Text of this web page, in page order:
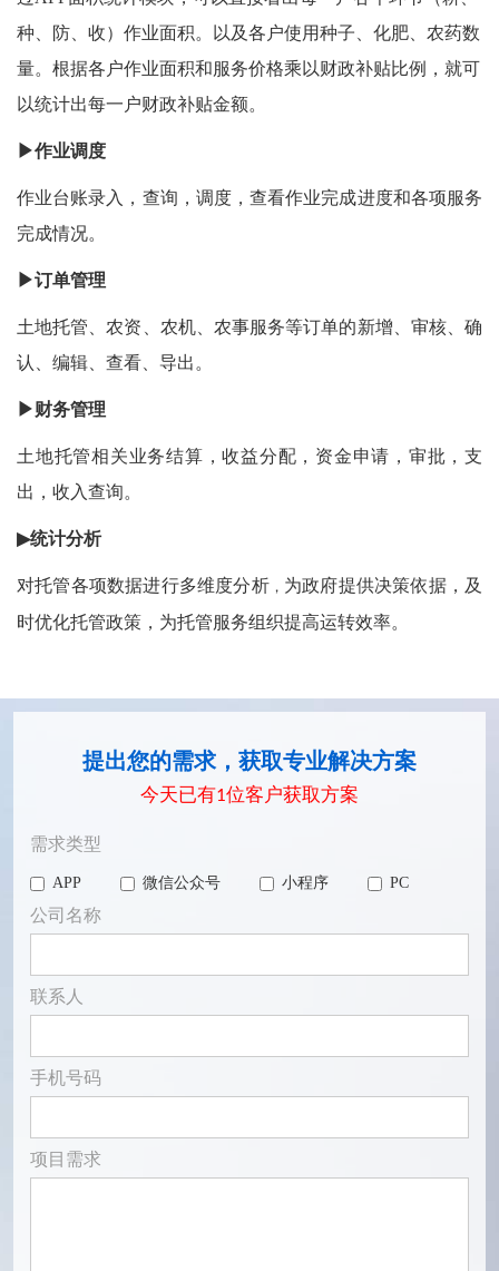
种、防、收）作业面积。以及各户使用种子、化肥、农药数
量。根据各户作业面积和服务价格乘以财政补贴比例，就可
以统计出每一户财政补贴金额。
▶作业调度
作业台账录入，查询，调度，查看作业完成进度和各项服务
完成情况。
▶订单管理
土地托管、农资、农机、农事服务等订单的新增、审核、确
认、编辑、查看、导出。
▶财务管理
土地托管相关业务结算，收益分配，资金申请，审批，支
出，收入查询。
▶统计分析
对托管各项数据进行多维度分析， 为政府提供决策依据，及
时优化托管政策，为托管服务组织提高运转效率。
提出您的需求，获取专业解决方案
今天已有1位客户获取方案
需求类型
APP 微信公众号 小程序 PC
公司名称
联系人
手机号码
项目需求